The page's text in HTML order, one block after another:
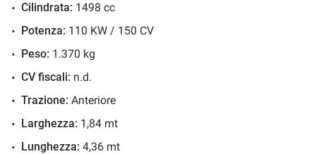
Battitacco portiere anteriori illuminato
Bluetooth
Bocchette aerazione posteriori
Bracciolo
Bracciolo anteriore con portaoggetti integrato
Bracciolo centrale posteriore
Cerchi in lega
Cilindrata: 1498 cc
Potenza: 110 KW / 150 CV
Peso: 1.370 kg
CV fiscali: n.d.
Trazione: Anteriore
Larghezza: 1,84 mt
Lunghezza: 4,36 mt